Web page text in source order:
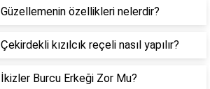
Güzellemenin özellikleri nelerdir?
Çekirdekli kızılcık reçeli nasıl yapılır?
İkizler Burcu Erkeği Zor Mu?